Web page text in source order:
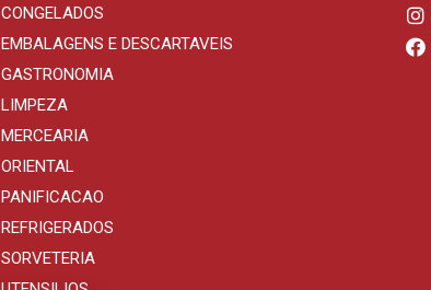
CONGELADOS
EMBALAGENS E DESCARTAVEIS
GASTRONOMIA
LIMPEZA
MERCEARIA
ORIENTAL
PANIFICACAO
REFRIGERADOS
SORVETERIA